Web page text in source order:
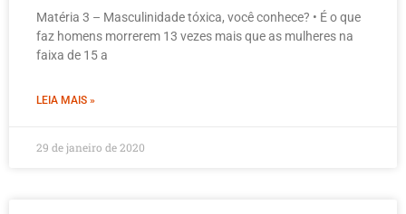
Matéria 3 – Masculinidade tóxica, você conhece? • É o que
faz homens morrerem 13 vezes mais que as mulheres na
faixa de 15 a
LEIA MAIS »
29 de janeiro de 2020